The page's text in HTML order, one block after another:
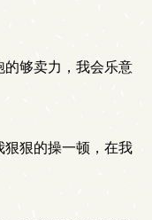
够卖力，我会乐意
狠的操一顿，在我